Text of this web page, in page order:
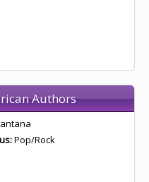
Authors
Pop/Rock